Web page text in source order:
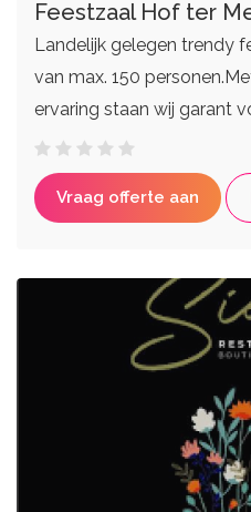
Feestzaal Hof ter
Landelijk gelegen trendy
van max. 150
ervaring staan wij garant
Vraag offerte aan